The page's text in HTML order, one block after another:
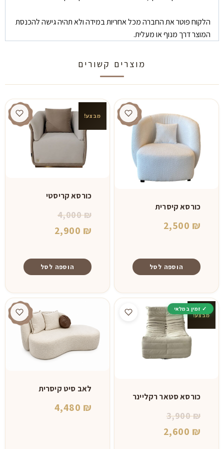
הלקוח פוטר את החברה מכל אחריות במידה ולא תהיה גישה להכנסת
המוצר דרך מנוף או מעלית.
מוצרים קשורים
כורסא קיסרית
2,500 ₪
הוספה לסל
מבצע!
כורסא קריסטי
4,000₪
המחיר
המקורי
4,000 ₪.
2,900 ₪
הוא:
2,900 ₪.
הוספה לסל
מבצע!
כורסא סטאר רקליינר
3,900₪
המחיר
המקורי2,600 ₪
לאב סיט קיסרית
4,480 ₪